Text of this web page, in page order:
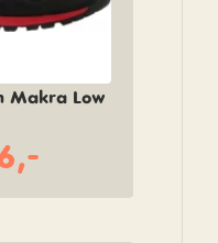
Makra Low